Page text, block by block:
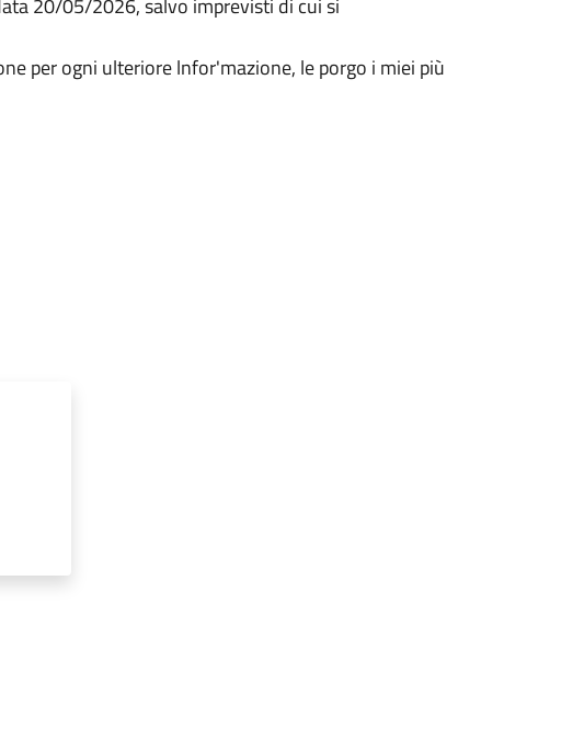
20/05/2026, salvo imprevisti di cui si
per ogni ulteriore lnfor'mazione, le porgo i miei più